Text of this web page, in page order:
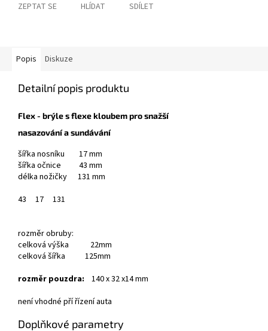
ZEPTAT SE HLÍDAT SDÍLET
Popis Diskuze
Detailní popis produktu
Flex - brýle s flexe kloubem pro snažší
nasazování a sundávání
šířka nosníku 17 mm
šířka očnice 43 mm
délka nožičky 131 mm
43
17 131
rozměr obruby:
celková výška 22mm
celková šířka 125mm
rozměr pouzdra: 140 x 32 x14 mm
není vhodné pří řízení auta
Doplňkové parametry